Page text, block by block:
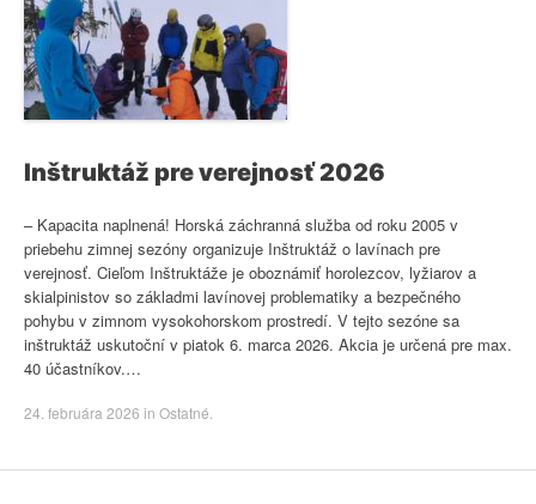
Inštruktáž pre verejnosť 2026
– Kapacita naplnená! Horská záchranná služba od roku 2005 v
priebehu zimnej sezóny organizuje Inštruktáž o lavínach pre
verejnosť. Cieľom Inštruktáže je oboznámiť horolezcov, lyžiarov a
skialpinistov so základmi lavínovej problematiky a bezpečného
pohybu v zimnom vysokohorskom prostredí. V tejto sezóne sa
inštruktáž uskutoční v piatok 6. marca 2026. Akcia je určená pre max.
40 účastníkov.…
24. februára 2026 in Ostatné